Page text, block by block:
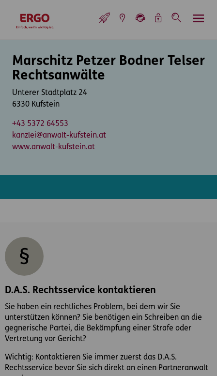
zur Startseite
Marschitz Petzer Bodner Telser
Rechtsanwälte
Unterer Stadtplatz 24
6330 Kufstein
+43 5372 64553
kanzlei@anwalt-kufstein.at
www.anwalt-kufstein.at
D.A.S. Rechtsservice kontaktieren
Sie haben ein rechtliches Problem, bei dem wir Sie
unterstützen können? Sie benötigen ein Schreiben an die
gegnerische Partei, die Bekämpfung einer Strafe oder
Vertretung vor Gericht?
Wichtig: Kontaktieren Sie immer zuerst das D.A.S.
Rechtsservice bevor Sie sich direkt an einen Partneranwalt